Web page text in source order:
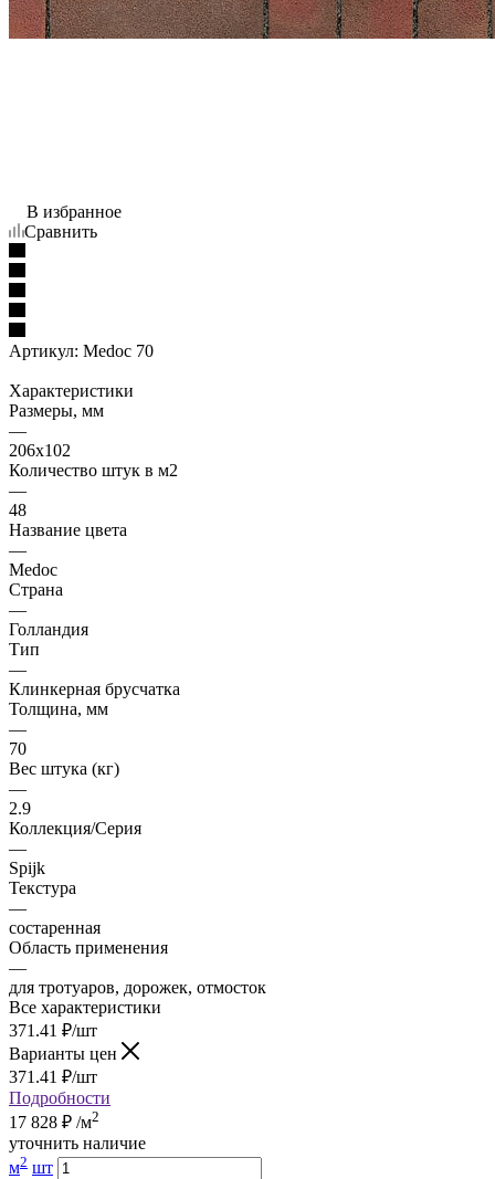
В избранное
Сравнить
Артикул: Medoc 70
Характеристики
Размеры, мм
—
206x102
Количество штук в м2
—
48
Название цвета
—
Medoc
Страна
—
Голландия
Тип
—
Клинкерная брусчатка
Толщина, мм
—
70
Вес штука (кг)
—
2.9
Коллекция/Серия
—
Spijk
Текстура
—
состаренная
Область применения
—
для тротуаров, дорожек, отмосток
Все характеристики
371.41 ₽/шт
Варианты цен
371.41 ₽/шт
Подробности
17 828 ₽ /м2
уточнить наличие
м2 шт